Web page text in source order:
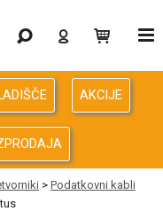
AKCIJE
> Podatkovni kabli